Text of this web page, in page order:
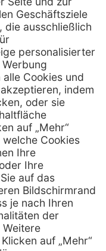
297
99
23
Hilfe
FAQs
Kontakt
Außendienst
Lob & Kritik
Retoure anmelden
Rechtliches